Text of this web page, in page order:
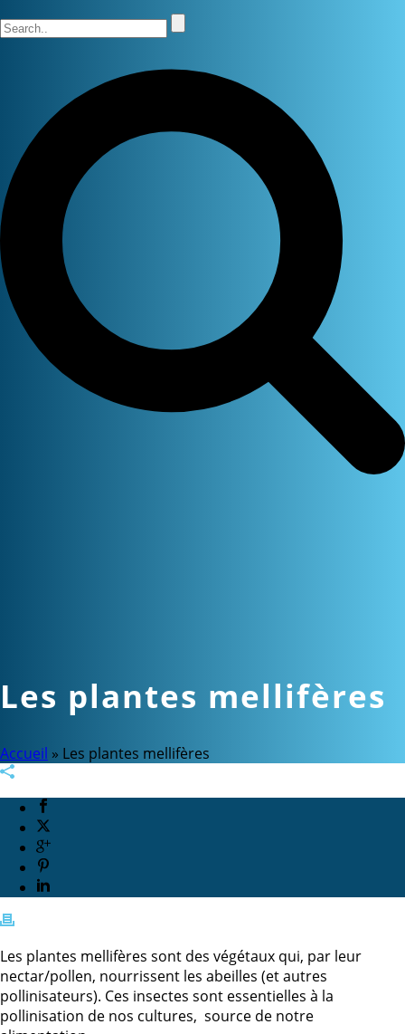
Les plantes mellifères
Accueil » Les plantes mellifères
Les plantes mellifères sont des végétaux qui, par leur
nectar/pollen, nourrissent les abeilles (et autres
pollinisateurs). Ces insectes sont essentielles à la
pollinisation de nos cultures, source de notre